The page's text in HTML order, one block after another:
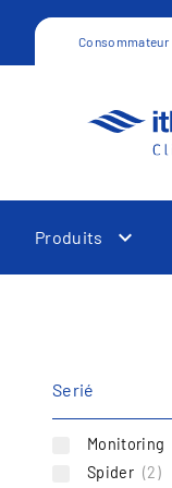
Consommateur
Produits
Toggle Dropdown
Toggle Dropdown
Serié
Monitoring
Spider (2)